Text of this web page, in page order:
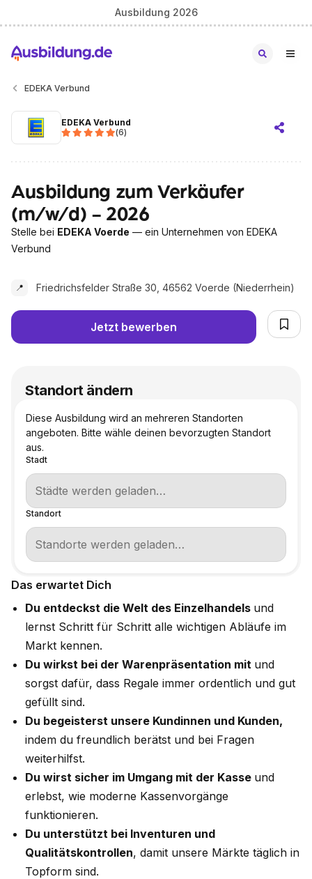
Ausbildung 2026
EDEKA Verbund
EDEKA Verbund
(6)
Ausbildung zum Verkäufer
(m/w/d) - 2026
Stelle bei EDEKA Voerde — ein Unternehmen von EDEKA
Verbund
📍 Friedrichsfelder Straße 30, 46562 Voerde (Niederrhein)
Jetzt bewerben
Das erwartet Dich
Du entdeckst die Welt des Einzelhandels und
lernst Schritt für Schritt alle wichtigen Abläufe im
Markt kennen.​
Du wirkst bei der Warenpräsentation mit und
sorgst dafür, dass Regale immer ordentlich und gut
gefüllt sind​.
Du begeisterst unsere Kundinnen und Kunden,
indem du freundlich berätst und bei Fragen
weiterhilfst.​
Du wirst sicher im Umgang mit der Kasse und
erlebst, wie moderne Kassenvorgänge
funktionieren.​
Du unterstützt bei Inventuren und
Qualitätskontrollen, damit unsere Märkte täglich in
Topform sind.​
Standort ändern
Diese Ausbildung wird an mehreren Standorten
angeboten. Bitte wähle deinen bevorzugten Standort
aus.
Stadt
Standort